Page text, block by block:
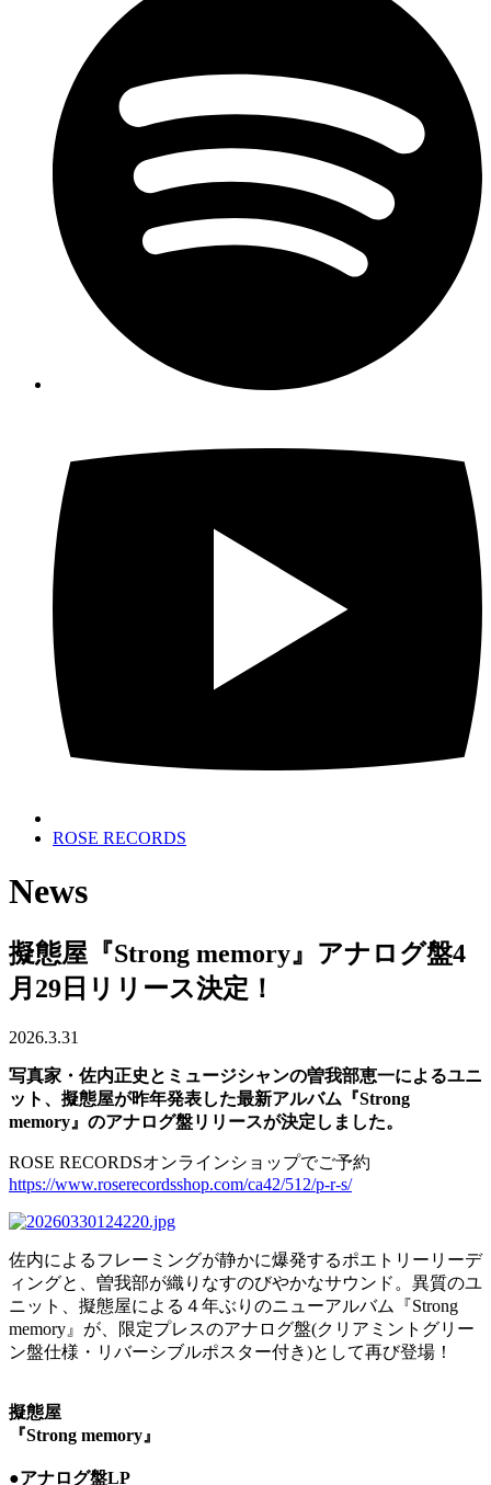
ROSE RECORDS
News
擬態屋『Strong memory』アナログ盤4
月29日リリース決定！
2026.3.31
写真家・佐内正史とミュージシャンの曽我部恵一によるユニ
ット、擬態屋が昨年発表した最新アルバム『Strong
memory』のアナログ盤リリースが決定しました。
ROSE RECORDSオンラインショップでご予約
https://www.roserecordsshop.com/ca42/512/p-r-s/
佐内によるフレーミングが静かに爆発するポエトリーリーデ
ィングと、曽我部が織りなすのびやかなサウンド。異質のユ
ニット、擬態屋による４年ぶりのニューアルバム『Strong
memory』が、限定プレスのアナログ盤(クリアミントグリー
ン盤仕様・リバーシブルポスター付き)として再び登場！
擬態屋
『Strong memory』
●アナログ盤LP